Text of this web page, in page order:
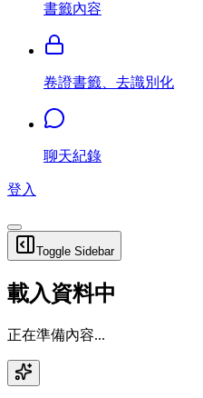
書籤內容
卷證書籤、去識別化
聊天紀錄
登入
Toggle Sidebar
載入資料中
正在準備內容...